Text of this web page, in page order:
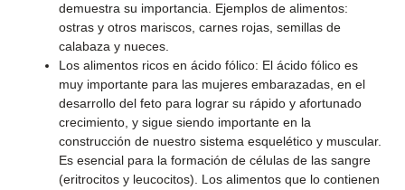
demuestra su importancia. Ejemplos de alimentos:
ostras y otros mariscos, carnes rojas, semillas de
calabaza y nueces.
Los alimentos ricos en ácido fólico: El ácido fólico es
muy importante para las mujeres embarazadas, en el
desarrollo del feto para lograr su rápido y afortunado
crecimiento, y sigue siendo importante en la
construcción de nuestro sistema esquelético y muscular.
Es esencial para la formación de células de las sangre
(eritrocitos y leucocitos). Los alimentos que lo contienen